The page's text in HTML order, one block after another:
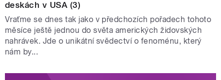
deskách v USA (3)
Vraťme se dnes tak jako v předchozích pořadech tohoto
měsíce ještě jednou do světa amerických židovských
nahrávek. Jde o unikátní svědectví o fenoménu, který
nám by...